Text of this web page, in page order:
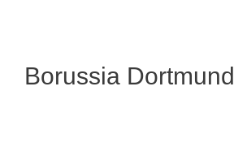
Borussia Dortmund